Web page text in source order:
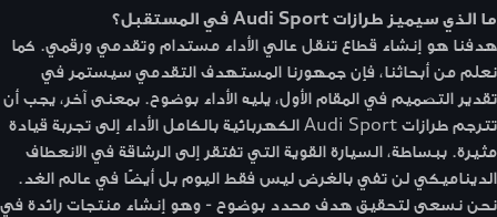
ما الذي سيميز طرازات Audi Sport في المستقبل؟
هدفنا هو إنشاء قطاع تنقل عالي الأداء مستدام وتقدمي ورقمي. كما
نعلم من أبحاثنا، فإن جمهورنا المستهدف التقدمي سيستمر في
تقدير التصميم في المقام الأول، يليه الأداء بوضوح. بمعنى آخر، يجب أن
تترجم طرازات Audi Sport الكهربائية بالكامل الأداء إلى تجربة قيادة
مثيرة. ببساطة، السيارة القوية التي تفتقر إلى الرشاقة في الانعطاف
الديناميكي لن تفي بالغرض ليس فقط اليوم بل أيضًا في عالم الغد.
نحن نسعى لتحقيق هدف محدد بوضوح - وهو إنشاء منتجات رائدة في